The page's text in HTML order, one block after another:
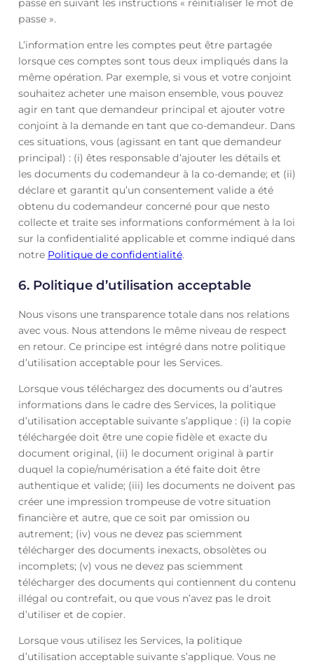
passe en suivant les instructions « réinitialiser le mot de
passe ».
L’information entre les comptes peut être partagée
lorsque ces comptes sont tous deux impliqués dans la
même opération. Par exemple, si vous et votre conjoint
souhaitez acheter une maison ensemble, vous pouvez
agir en tant que demandeur principal et ajouter votre
conjoint à la demande en tant que co-demandeur. Dans
ces situations, vous (agissant en tant que demandeur
principal) : (i) êtes responsable d’ajouter les détails et
les documents du codemandeur à la co-demande; et (ii)
déclare et garantit qu’un consentement valide a été
obtenu du codemandeur concerné pour que nesto
collecte et traite ses informations conformément à la loi
sur la confidentialité applicable et comme indiqué dans
notre Politique de confidentialité.
6. Politique d’utilisation acceptable
Nous visons une transparence totale dans nos relations
avec vous. Nous attendons le même niveau de respect
en retour. Ce principe est intégré dans notre politique
d’utilisation acceptable pour les Services.
Lorsque vous téléchargez des documents ou d’autres
informations dans le cadre des Services, la politique
d’utilisation acceptable suivante s’applique : (i) la copie
téléchargée doit être une copie fidèle et exacte du
document original, (ii) le document original à partir
duquel la copie/numérisation a été faite doit être
authentique et valide; (iii) les documents ne doivent pas
créer une impression trompeuse de votre situation
financière et autre, que ce soit par omission ou
autrement; (iv) vous ne devez pas sciemment
télécharger des documents inexacts, obsolètes ou
incomplets; (v) vous ne devez pas sciemment
télécharger des documents qui contiennent du contenu
illégal ou contrefait, ou que vous n’avez pas le droit
d’utiliser et de copier.
Lorsque vous utilisez les Services, la politique
d’utilisation acceptable suivante s’applique. Vous ne